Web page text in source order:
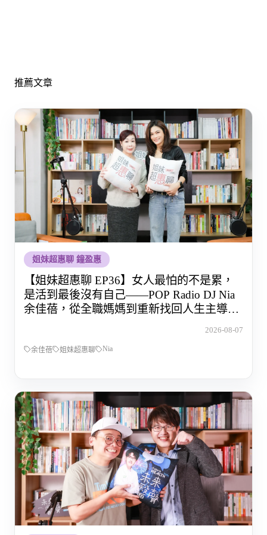
推薦文章
姐妹超惠聊 鐘盈惠
【姐妹超惠聊 EP36】女人最怕的不是累，
是活到最後沒有自己——POP Radio DJ Nia
余佳蓓，從全職媽媽到重新找回人生主導權
2026-08-07
余佳蓓 姐妹超惠聊 Nia